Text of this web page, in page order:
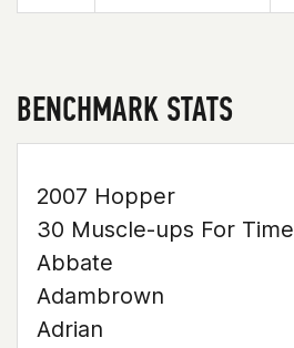
BENCHMARK STATS
2007 Hopper
30 Muscle-ups For Time
Abbate
Adambrown
Adrian